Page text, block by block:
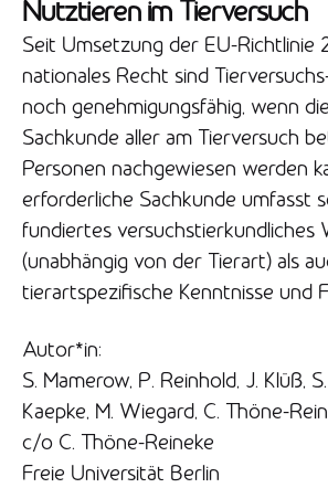
Nutztieren im Tierversuch
Seit Umsetzung der EU-Richtlinie
nationales Recht sind
noch genehmigungsfähig, wenn
Sachkunde aller am Tierversuch
Personen nachgewiesen werden
erforderliche Sachkunde umfasst
fundiertes versuchstierkundliches
(unabhängig von der Tierart) als
tierartspezifische Kenntnisse und
Autor*in:
S. Mamerow, P. Reinhold, J. Klüß,
Kaepke, M. Wiegard, C. Thöne-
c/o C. Thöne-Reineke
Freie Universität Berlin